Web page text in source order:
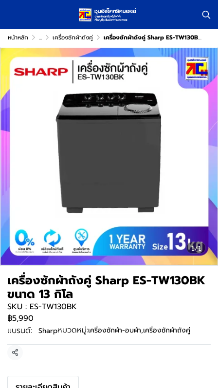
หน้าหลัก ... เครื่องซักผ้าถังคู่ เครื่องซักผ้าถังคู่ Sharp ES-TW130BK ขนาด 13 กิโล
1/1
เครื่องซักผ้าถังคู่ Sharp ES-TW130BK
ขนาด 13 กิโล
SKU : ES-TW130BK
฿5,990
แบรนด์:
Sharpหมวดหมู่:เครื่องซักผ้า-อบผ้า,เครื่องซักผ้าถังคู่
แชร์